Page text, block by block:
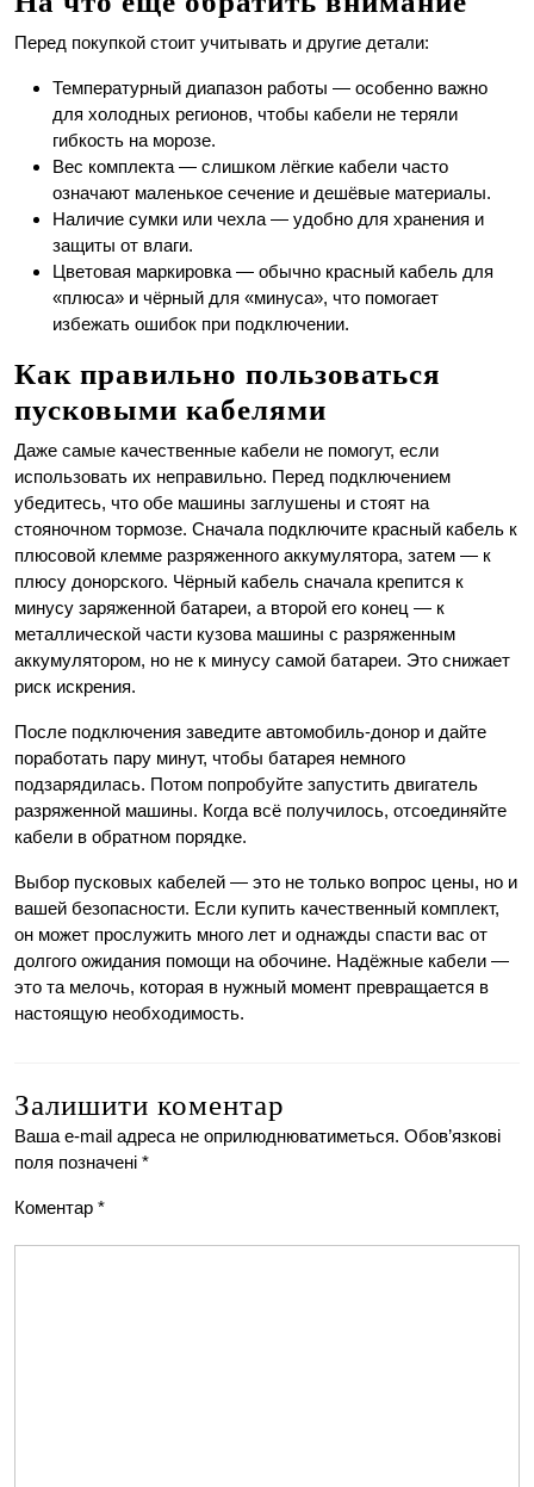
Перед покупкой стоит учитывать и другие детали:
Температурный диапазон работы — особенно важно
для холодных регионов, чтобы кабели не теряли
гибкость на морозе.
Вес комплекта — слишком лёгкие кабели часто
означают маленькое сечение и дешёвые материалы.
Наличие сумки или чехла — удобно для хранения и
защиты от влаги.
Цветовая маркировка — обычно красный кабель для
«плюса» и чёрный для «минуса», что помогает
избежать ошибок при подключении.
Как правильно пользоваться
пусковыми кабелями
Даже самые качественные кабели не помогут, если
использовать их неправильно. Перед подключением
убедитесь, что обе машины заглушены и стоят на
стояночном тормозе. Сначала подключите красный кабель к
плюсовой клемме разряженного аккумулятора, затем — к
плюсу донорского. Чёрный кабель сначала крепится к
минусу заряженной батареи, а второй его конец — к
металлической части кузова машины с разряженным
аккумулятором, но не к минусу самой батареи. Это снижает
риск искрения.
После подключения заведите автомобиль-донор и дайте
поработать пару минут, чтобы батарея немного
подзарядилась. Потом попробуйте запустить двигатель
разряженной машины. Когда всё получилось, отсоединяйте
кабели в обратном порядке.
Выбор пусковых кабелей — это не только вопрос цены, но и
вашей безопасности. Если купить качественный комплект,
он может прослужить много лет и однажды спасти вас от
долгого ожидания помощи на обочине. Надёжные кабели —
это та мелочь, которая в нужный момент превращается в
настоящую необходимость.
Залишити коментар
Ваша e-mail адреса не оприлюднюватиметься. Обов’язкові
поля позначені *
Коментар *